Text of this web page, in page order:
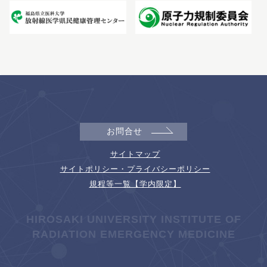
お問合せ
サイトマップ
サイトポリシー・プライバシーポリシー
規程等一覧【学内限定】
HIROSAKI UNIVERSITY INSTITUTE OF
RADIATION EMERGENCY MEDICINE